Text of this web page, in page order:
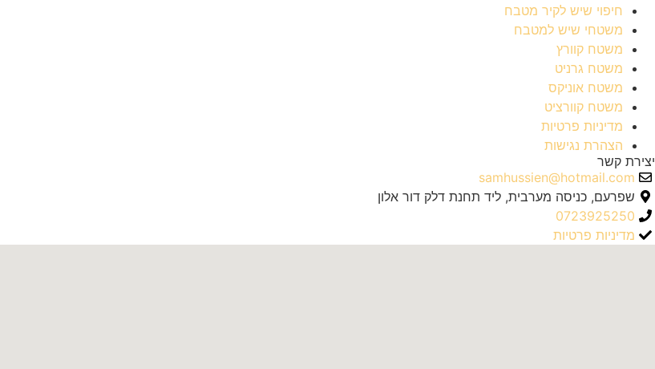
חיפוי שיש לקיר מטבח
משטחי שיש למטבח
משטח קוורץ
משטח גרניט
משטח אוניקס
משטח קוורציט
מדיניות פרטיות
הצהרת נגישות
יצירת קשר
samhussien@hotmail.com
שפרעם, כניסה מערבית, ליד תחנת דלק דור אלון
0723925250
מדיניות פרטיות